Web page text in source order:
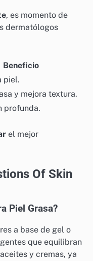
, es momento de
dermatólogos
Beneficio
piel.
y mejora textura.
profunda.
el mejor
Of Skin
Piel Grasa?
a base de gel o
que equilibran
y cremas, ya